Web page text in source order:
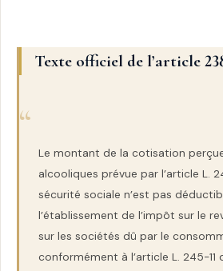
Texte officiel de l’article
Le montant de la cotisation
alcooliques prévue par l’article L.
sécurité sociale n’est pas
l’établissement de l’impôt sur le
sur les sociétés dû par le
conformément à l’article L. 245-11